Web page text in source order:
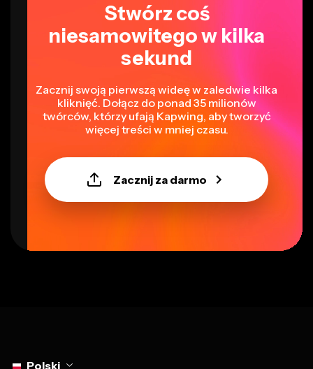
Stwórz coś
niesamowitego w kilka
sekund
Zacznij swoją pierwszą wideę w zaledwie kilka
kliknięć. Dołącz do ponad 35 milionów
twórców, którzy ufają Kapwing, aby tworzyć
więcej treści w mniej czasu.
Zacznij za darmo
Polski